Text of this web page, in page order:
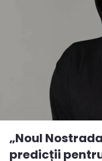
„Noul
predicții